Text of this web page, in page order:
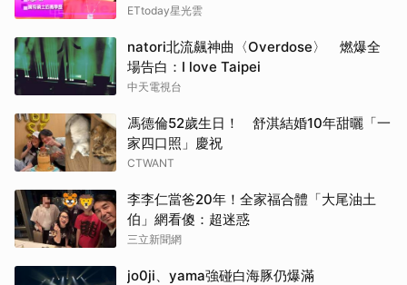
ETtoday星光雲
natori北流飆神曲〈Overdose〉 燃爆全
場告白：I love Taipei
中天電視台
馮德倫52歲生日！ 舒淇結婚10年甜曬「一
家四口照」慶祝
CTWANT
李李仁當爸20年！全家福合體「大尾油土
伯」網看傻：超迷惑
三立新聞網
jo0ji、yama強碰白海豚仍爆滿